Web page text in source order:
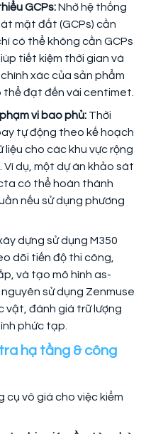
GCPs:Nhờ hệ thống
mặt đất (GCPs) cần
có thể không cần GCPs
tiết kiệm thời gian và
xác của sản phẩm
thể đạt đến vài centimet.
vi bao phủ: Thời
tự động theo kế hoạch
liệu cho các khu vực rộng
Ví dụ, một dự án khảo sát
có thể hoàn thành
nếu sử dụng phương
dựng sử dụng M350
dõi tiến độ thi công,
và tạo mô hình as-
sử dụng Zenmuse
vật, đánh giá trữ lượng
phức tạp.
hạ tầng & công
cụ vô giá cho việc kiểm